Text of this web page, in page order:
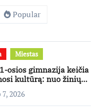
Popular
Miestas
osios gimnazija keičia
kultūrą: nuo žinių
– prie jų supratimo ir
7, 2026